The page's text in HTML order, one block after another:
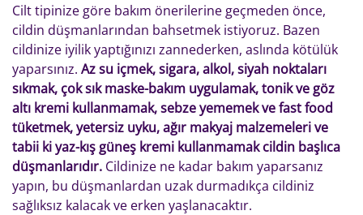
Cilt tipinize göre bakım önerilerine geçmeden önce,
cildin düşmanlarından bahsetmek istiyoruz. Bazen
cildinize iyilik yaptığınızı zannederken, aslında kötülük
yaparsınız. Az su içmek, sigara, alkol, siyah noktaları
sıkmak, çok sık maske-bakım uygulamak, tonik ve göz
altı kremi kullanmamak, sebze yememek ve fast food
tüketmek, yetersiz uyku, ağır makyaj malzemeleri ve
tabii ki yaz-kış güneş kremi kullanmamak cildin başlıca
düşmanlarıdır. Cildinize ne kadar bakım yaparsanız
yapın, bu düşmanlardan uzak durmadıkça cildiniz
sağlıksız kalacak ve erken yaşlanacaktır.